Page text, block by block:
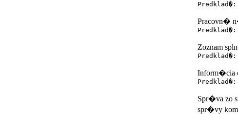
Pracovn�
Zoznam
Inform�cia
Spr�va zo
spr�vy